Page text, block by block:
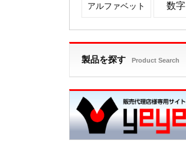
アルファベット 数字
製品を探す Product Search